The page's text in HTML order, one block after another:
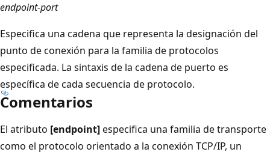
endpoint-port
Especifica una cadena que representa la designación del
punto de conexión para la familia de protocolos
especificada. La sintaxis de la cadena de puerto es
específica de cada secuencia de protocolo.
Comentarios
El atributo [endpoint]especifica una familia de transporte
como el protocolo orientado a la conexión TCP/IP, un